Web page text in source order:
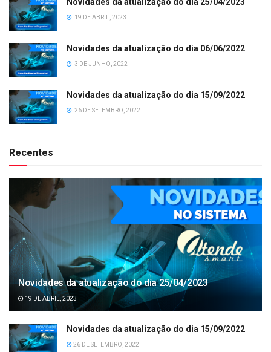
19 DE ABRIL, 2023
Novidades da atualização do dia 06/06/2022
3 DE JUNHO, 2022
Novidades da atualização do dia 15/09/2022
26 DE SETEMBRO, 2022
Recentes
Novidades da atualização do dia 25/04/2023
19 DE ABRIL, 2023
Novidades da atualização do dia 15/09/2022
26 DE SETEMBRO, 2022